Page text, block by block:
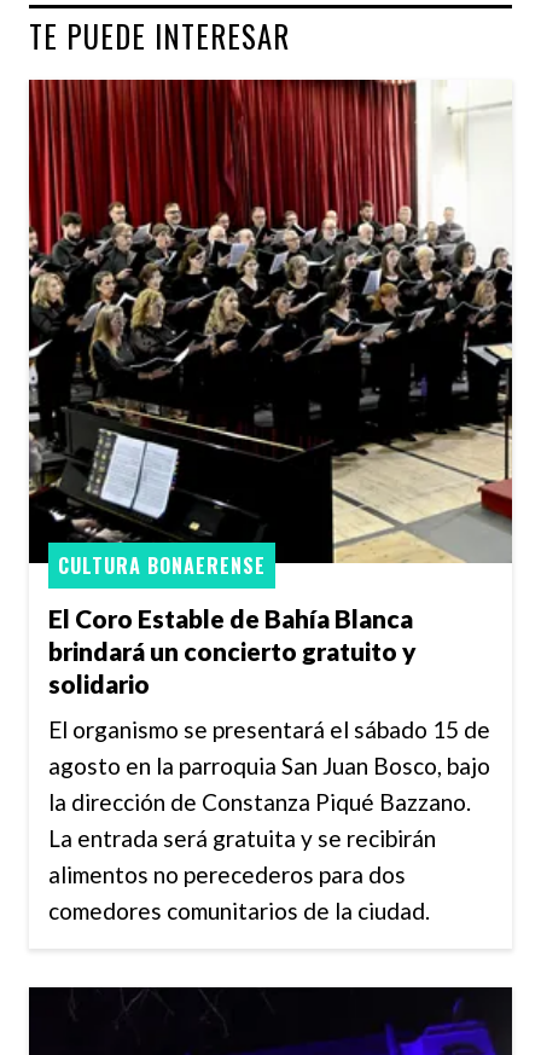
TE PUEDE INTERESAR
El Coro Estable de Bahía Blanca
brindará un concierto gratuito y
solidario
CULTURA BONAERENSE
El organismo se presentará el sábado 15 de
agosto en la parroquia San Juan Bosco, bajo
la dirección de Constanza Piqué Bazzano.
La entrada será gratuita y se recibirán
alimentos no perecederos para dos
comedores comunitarios de la ciudad.